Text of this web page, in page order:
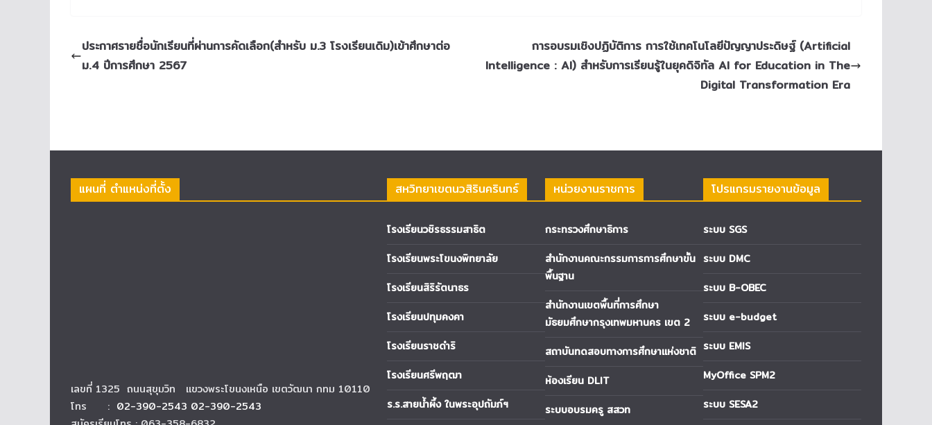
ประกาศรายชื่อนักเรียนที่ผ่านการคัดเลือก(สำหรับ ม.3 โรงเรียนเดิม)เข้าศึกษาต่อ
ม.4 ปีการศึกษา 2567
การอบรมเชิงปฏิบัติการ การใช้เทคโนโลยีปัญญาประดิษฐ์ (Artificial
Intelligence : AI) สำหรับการเรียนรู้ในยุคดิจิทัล AI for Education in The
Digital Transformation Era
แผนที่ ตำแหน่งที่ตั้ง
เลขที่ 1325 ถนนสุขุมวิท แขวงพระโขนงเหนือ เขตวัฒนา กทม 10110
โทร : 02-390-2543 02-390-2543
สหวิทยาเขตนวสิรินครินทร์
โรงเรียนวชิรธรรมสาธิต
โรงเรียนพระโขนงพิทยาลัย
โรงเรียนสิริรัตนาธร
โรงเรียนปทุมคงคา
โรงเรียนราชดำริ
โรงเรียนศรีพฤฒา
ร.ร.สายน้ำผึ้ง ในพระอุปถัมภ์ฯ
หน่วยงานราชการ
กระทรวงศึกษาธิการ
สำนักงานคณะกรรมการการศึกษาขั้น
พื้นฐาน
สำนักงานเขตพื้นที่การศึกษา
มัธยมศึกษากรุงเทพมหานคร เขต 2
สถาบันทดสอบทางการศึกษาแห่งชาติ
ห้องเรียน DLIT
ระบบอบรมครู สสวท
โปรแกรมรายงานข้อมูล
ระบบ SGS
ระบบ DMC
ระบบ B-OBEC
ระบบ e-budget
ระบบ EMIS
MyOffice SPM2
ระบบ SESA2